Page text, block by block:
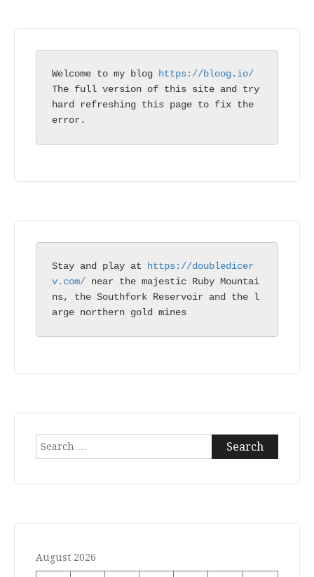
Welcome to my blog
https://bloog.io/
The full version of this site and try
hard refreshing this page to fix the
error.
Stay and play at https://doubledicer
v.com/ near the majestic Ruby Mountai
ns, the Southfork Reservoir and the l
arge northern gold mines
Search
August 2026